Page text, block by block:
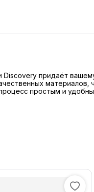
придаёт
простым и